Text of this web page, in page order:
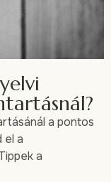
a pontos
el a
a